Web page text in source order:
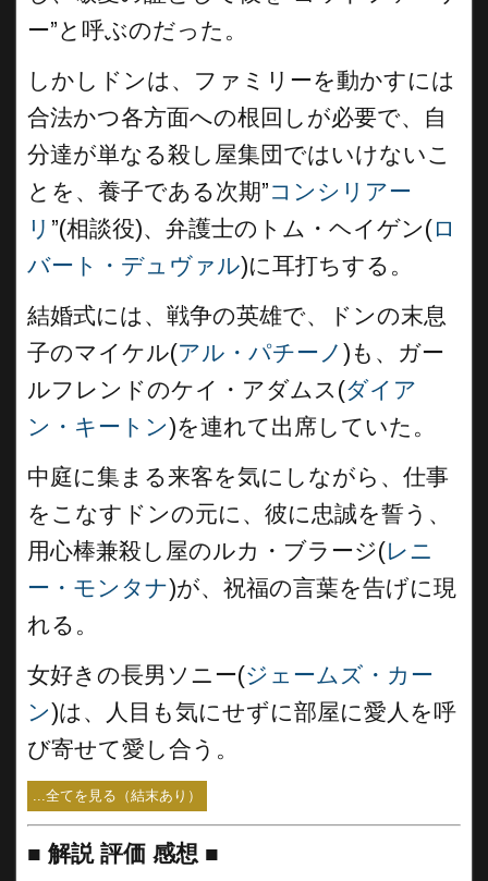
ー”と呼ぶのだった。
しかしドンは、ファミリーを動かすには
合法かつ各方面への根回しが必要で、自
分達が単なる殺し屋集団ではいけないこ
とを、養子である次期”コンシリアー
リ ”(相談役)、弁護士のトム・ヘイゲン(ロ
バート・デュヴァル)に耳打ちする。
結婚式には、戦争の英雄で、ドンの末息
子のマイケル(アル・パチーノ )も、ガー
ルフレンドのケイ・アダムス(ダイア
ン・キートン)を連れて出席していた。
中庭に集まる来客を気にしながら、仕事
をこなすドンの元に、彼に忠誠を誓う、
用心棒兼殺し屋のルカ・ブラージ(レニ
ー・モンタナ)が、祝福の言葉を告げに現
れる。
女好きの長男ソニー(ジェームズ・カー
ン)は、人目も気にせずに部屋に愛人を呼
び寄せて愛し合う。
...全てを見る（結末あり）
■ 解説 評価 感想 ■